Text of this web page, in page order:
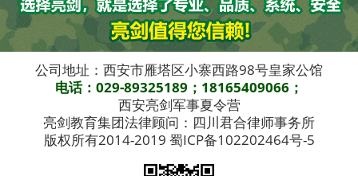
公司地址：西安市雁塔区小寨西路98号皇家公馆
电话：029-89325189；18165409066；
西安亮剑军事夏令营
亮剑教育集团法律顾问：四川君合律师事务所
版权所有2014-2019 蜀ICP备102202464号-5